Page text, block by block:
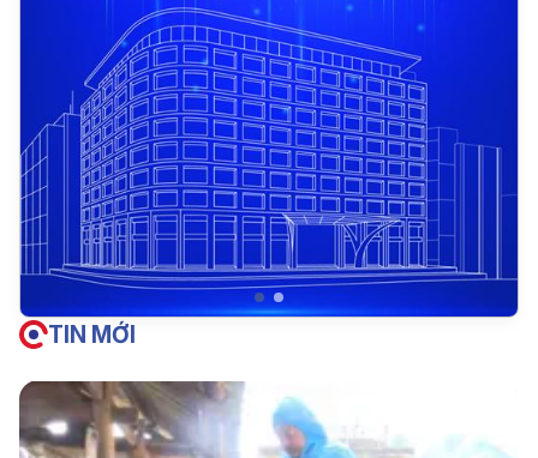
TIN MỚI